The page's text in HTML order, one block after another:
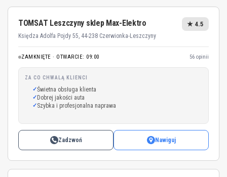
TOMSAT Leszczyny sklep Max-Elektro
Księdza Adolfa Pojdy 55, 44-238 Czerwionka-Leszczyny
★ 4.5
ZAMKNIĘTE · OTWARCIE: 09:00 56 opinii
ZA CO CHWALĄ KLIENCI
Świetna obsługa klienta
Dobrej jakości auta
Szybka i profesjonalna naprawa
Zadzwoń Nawiguj